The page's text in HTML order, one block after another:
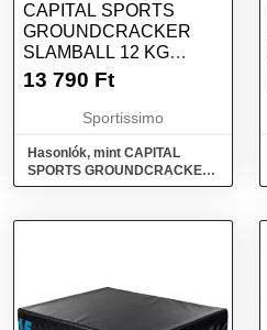
CAPITAL SPORTS
GROUNDCRACKER
SLAMBALL 12 KG
SLAMBALL, FEKETE,
13 790 Ft
Sportissimo
Hasonlók, mint CAPITAL
SPORTS GROUNDCRACKER
SLAMBALL 12 KG Slamball,